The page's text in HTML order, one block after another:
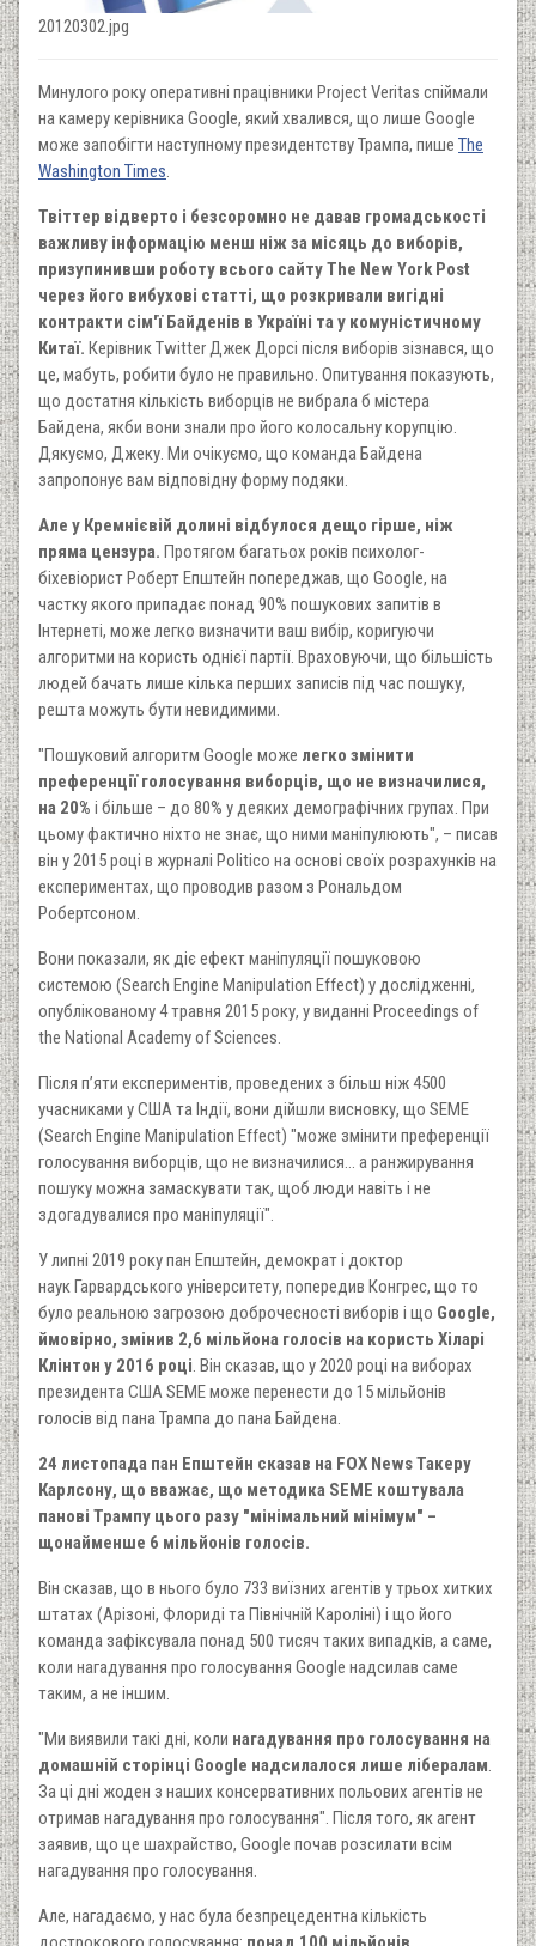
20120302.jpg
Минулого року оперативні працівники Project Veritas спіймали
на камеру керівника Google, який хвалився, що лише Google
може запобігти наступному президентству Трампа, пише The
Washington Times.
Твіттер відверто і безсоромно не давав громадськості
важливу інформацію менш ніж за місяць до виборів,
призупинивши роботу всього сайту The New York Post
через його вибухові статті, що розкривали вигідні
контракти сім'ї Байденів в Україні та у комуністичному
Китаї. Керівник Twitter Джек Дорсі після виборів зізнався, що
це, мабуть, робити було не правильно. Опитування показують,
що достатня кількість виборців не вибрала б містера
Байдена, якби вони знали про його колосальну корупцію.
Дякуємо, Джеку. Ми очікуємо, що команда Байдена
запропонує вам відповідну форму подяки.
Але у Кремнієвій долині відбулося дещо гірше, ніж
пряма цензура. Протягом багатьох років психолог-
біхевіорист Роберт Епштейн попереджав, що Google, на
частку якого припадає понад 90% пошукових запитів в
Інтернеті, може легко визначити ваш вибір, коригуючи
алгоритми на користь однієї партії. Враховуючи, що більшість
людей бачать лише кілька перших записів під час пошуку,
решта можуть бути невидимими.
"Пошуковий алгоритм Google може легко змінити
преференції голосування виборців, що не визначилися,
на 20% і більше – до 80% у деяких демографічних групах. При
цьому фактично ніхто не знає, що ними маніпулюють", – писав
він у 2015 році в журналі Politico на основі своїх розрахунків на
експериментах, що проводив разом з Рональдом
Робертсоном.
Вони показали, як діє ефект маніпуляції пошуковою
системою (Search Engine Manipulation Effect) у дослідженні,
опублікованому 4 травня 2015 року, у виданні Proceedings of
the National Academy of Sciences.
Після п’яти експериментів, проведених з більш ніж 4500
учасниками у США та Індії, вони дійшли висновку, що SEME
(Search Engine Manipulation Effect) "може змінити преференції
голосування виборців, що не визначилися... а ранжирування
пошуку можна замаскувати так, щоб люди навіть і не
здогадувалися про маніпуляції".
У липні 2019 року пан Епштейн, демократ і доктор
наук Гарвардського університету, попередив Конгрес, що то
було реальною загрозою доброчесності виборів і що Google,
ймовірно, змінив 2,6 мільйона голосів на користь Хіларі
Клінтон у 2016 році. Він сказав, що у 2020 році на виборах
президента США SEME може перенести до 15 мільйонів
голосів від пана Трампа до пана Байдена.
24 листопада пан Епштейн сказав на FOX News Такеру
Карлсону, що вважає, що методика SEME коштувала
панові Трампу цього разу "мінімальний мінімум" –
щонайменше 6 мільйонів голосів.
Він сказав, що в нього було 733 виїзних агентів у трьох хитких
штатах (Арізоні, Флориді та Північній Кароліні) і що його
команда зафіксувала понад 500 тисяч таких випадків, а саме,
коли нагадування про голосування Google надсилав саме
таким, а не іншим.
"Ми виявили такі дні, коли нагадування про голосування на
домашній сторінці Google надсилалося лише лібералам.
За ці дні жоден з наших консервативних польових агентів не
отримав нагадування про голосування". Після того, як агент
заявив, що це шахрайство, Google почав розсилати всім
нагадування про голосування.
Але, нагадаємо, у нас була безпрецедентна кількість